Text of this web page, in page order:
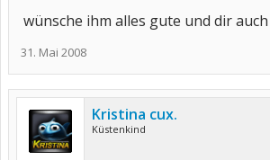
wünsche ihm alles gute und dir auch
31. Mai 2008
Kristina cux.
Küstenkind